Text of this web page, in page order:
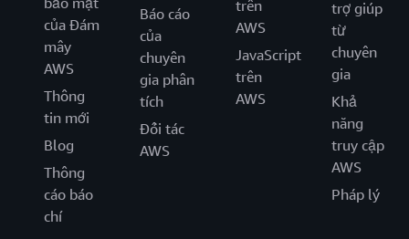
của Đám
mây
AWS
Thông
tin mới
Blog
Thông
cáo báo
chí
Báo cáo
của
chuyên
gia phân
tích
Đối tác
AWS
trên
AWS
JavaScript
trên
AWS
trợ giúp
từ
chuyên
gia
Khả
năng
truy cập
AWS
Pháp lý